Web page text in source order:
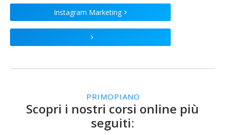
Instagram Marketing >
>
PRIMOPIANO
Scopri i nostri corsi online più
seguiti: